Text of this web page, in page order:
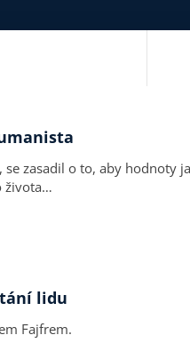
zasadil o to, aby hodnoty
života…
lidu
Fajfrem.